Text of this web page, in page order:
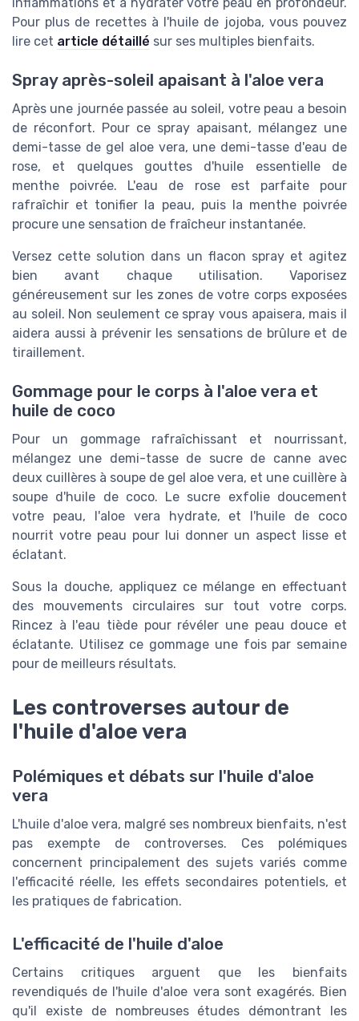
Pour plus de recettes à l'huile de jojoba, vous pouvez
lire cet article détaillé sur ses multiples bienfaits.
Spray après-soleil apaisant à l'aloe vera
Après une journée passée au soleil, votre peau a besoin
de réconfort. Pour ce spray apaisant, mélangez une
demi-tasse de gel aloe vera, une demi-tasse d'eau de
rose, et quelques gouttes d'huile essentielle de
menthe poivrée. L'eau de rose est parfaite pour
rafraîchir et tonifier la peau, puis la menthe poivrée
procure une sensation de fraîcheur instantanée.
Versez cette solution dans un flacon spray et agitez
bien avant chaque utilisation. Vaporisez
généreusement sur les zones de votre corps exposées
au soleil. Non seulement ce spray vous apaisera, mais il
aidera aussi à prévenir les sensations de brûlure et de
tiraillement.
Gommage pour le corps à l'aloe vera et
huile de coco
Pour un gommage rafraîchissant et nourrissant,
mélangez une demi-tasse de sucre de canne avec
deux cuillères à soupe de gel aloe vera, et une cuillère à
soupe d'huile de coco. Le sucre exfolie doucement
votre peau, l'aloe vera hydrate, et l'huile de coco
nourrit votre peau pour lui donner un aspect lisse et
éclatant.
Sous la douche, appliquez ce mélange en effectuant
des mouvements circulaires sur tout votre corps.
Rincez à l'eau tiède pour révéler une peau douce et
éclatante. Utilisez ce gommage une fois par semaine
pour de meilleurs résultats.
Les controverses autour de
l'huile d'aloe vera
Polémiques et débats sur l'huile d'aloe
vera
L'huile d'aloe vera, malgré ses nombreux bienfaits, n'est
pas exempte de controverses. Ces polémiques
concernent principalement des sujets variés comme
l'efficacité réelle, les effets secondaires potentiels, et
les pratiques de fabrication.
L'efficacité de l'huile d'aloe
Certains critiques arguent que les bienfaits
revendiqués de l'huile d'aloe vera sont exagérés. Bien
qu'il existe de nombreuses études démontrant les